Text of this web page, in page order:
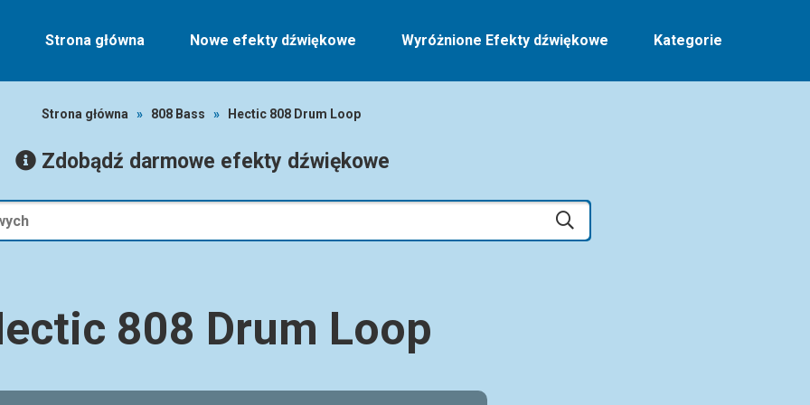
Strona główna Nowe efekty dźwiękowe Wyróżnione Efekty dźwiękowe Kategorie
Strona główna » 808 Bass » Hectic 808 Drum Loop
Zdobądź darmowe efekty dźwiękowe
808 Drum Loop